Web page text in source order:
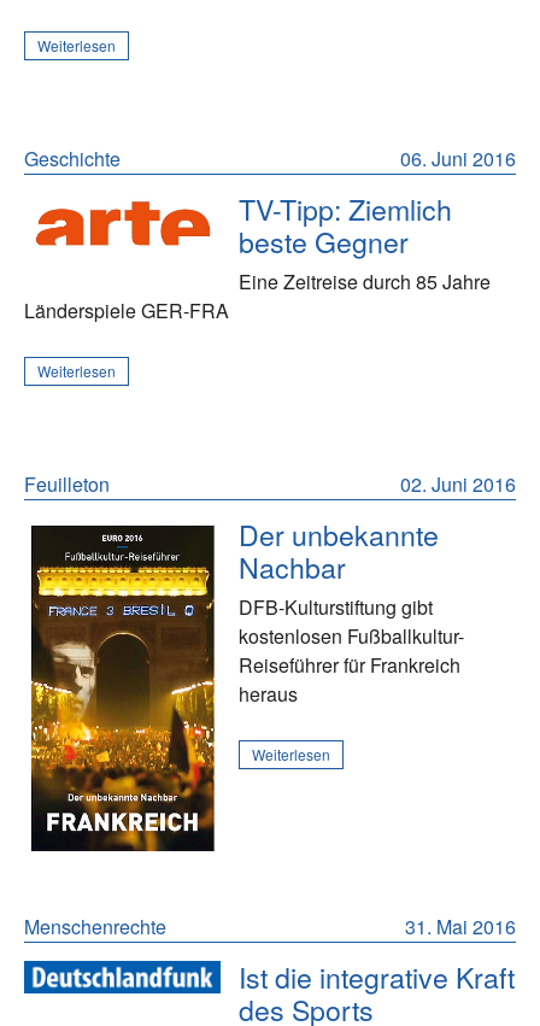
Weiterlesen
06. Juni 2016
Geschichte
TV-Tipp: Ziemlich
beste Gegner
Eine Zeitreise durch 85 Jahre
Länderspiele GER-FRA
Weiterlesen
02. Juni 2016
Feuilleton
Der unbekannte
Nachbar
DFB-Kulturstiftung gibt
kostenlosen Fußballkultur-
Reiseführer für Frankreich
heraus
Weiterlesen
31. Mai 2016
Menschenrechte
Ist die integrative Kraft
des Sports